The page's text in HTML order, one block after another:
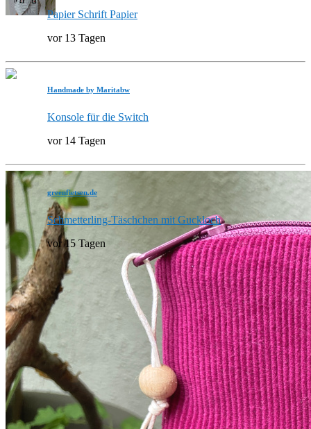
Papier Schrift Papier
vor 13 Tagen
Handmade by Maritabw
Konsole für die Switch
vor 14 Tagen
greenfietsen.de
Schmetterling-Täschchen mit Guckloch
vor 15 Tagen